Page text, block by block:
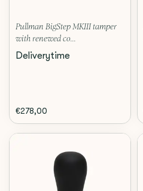
Pullman BigStep MKIII tamper
with renewed co...
Deliverytime
€278,00